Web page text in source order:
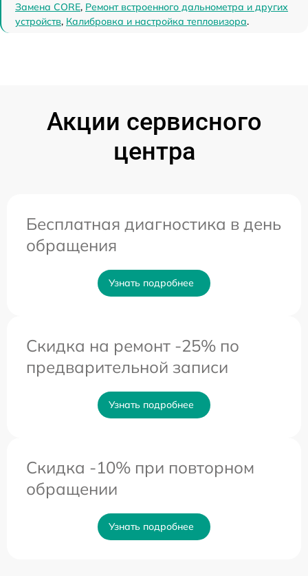
Замена CORE, Ремонт встроенного дальнометра и других
устройств, Калибровка и настройка тепловизора.
Акции сервисного
центра
Бесплатная диагностика в день
обращения
Узнать подробнее
Скидка на ремонт -25% по
предварительной записи
Узнать подробнее
Скидка -10% при повторном
обращении
Узнать подробнее